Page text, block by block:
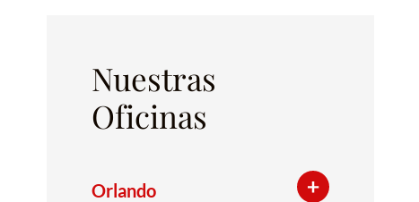
Nuestras
Oficinas
Orlando